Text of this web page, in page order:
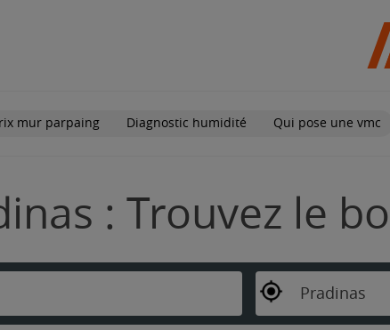
mur parpaing Diagnostic humidité Qui pose une vmc
: Trouvez le
Pradinas